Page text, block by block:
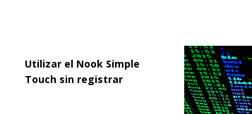
Utilizar el Nook Simple
Touch sin registrar